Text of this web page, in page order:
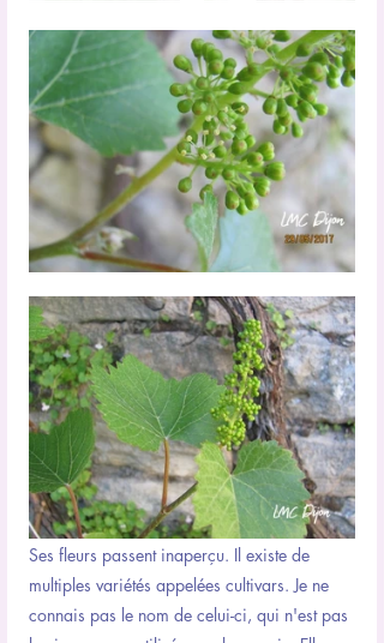
Ses fleurs passent inaperçu. Il existe de
multiples variétés appelées cultivars. Je ne
connais pas le nom de celui-ci, qui n'est pas